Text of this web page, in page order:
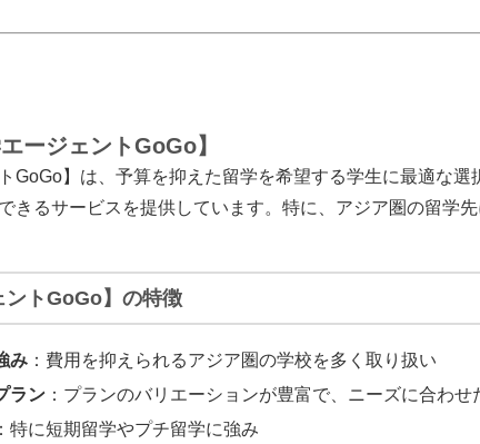
ージェントGoGo】
GoGo】は、予算を抑えた留学を希望する学生に最適な
きるサービスを提供しています。特に、アジア圏の留学先
ントGoGo】の特徴
み ：費用を抑えられるアジア圏の学校を多く取り扱い
ラン ：プランのバリエーションが豊富で、ニーズに合わせ
：特に短期留学やプチ留学に強み